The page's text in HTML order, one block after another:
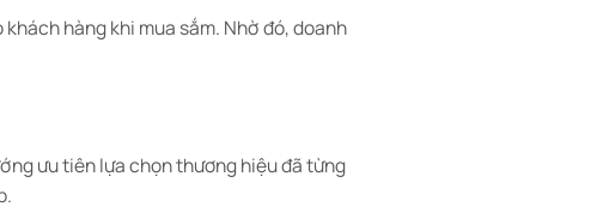
hàng khi mua sắm. Nhờ đó, doanh
ưu tiên lựa chọn thương hiệu đã từng